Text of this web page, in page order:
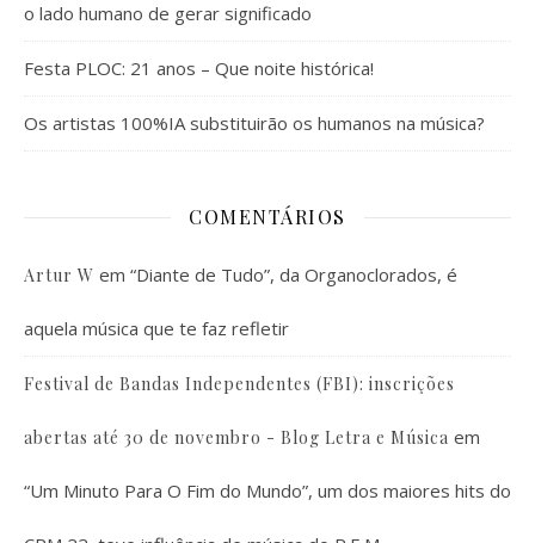
o lado humano de gerar significado
Festa PLOC: 21 anos – Que noite histórica!
Os artistas 100%IA substituirão os humanos na música?
COMENTÁRIOS
Artur W em “Diante de Tudo”, da Organoclorados, é
aquela música que te faz refletir
Festival de Bandas Independentes (FBI): inscrições
abertas até 30 de novembro - Blog Letra e Música em
“Um Minuto Para O Fim do Mundo”, um dos maiores hits do